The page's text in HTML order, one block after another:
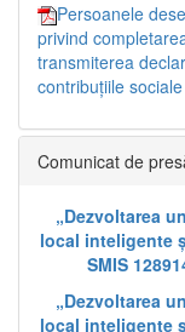
Persoanele
privind
transmiterea
contribuțiile
Comunicat de
„Dezvoltarea
local inteligente
SMIS
„Dezvoltarea
local inteligente